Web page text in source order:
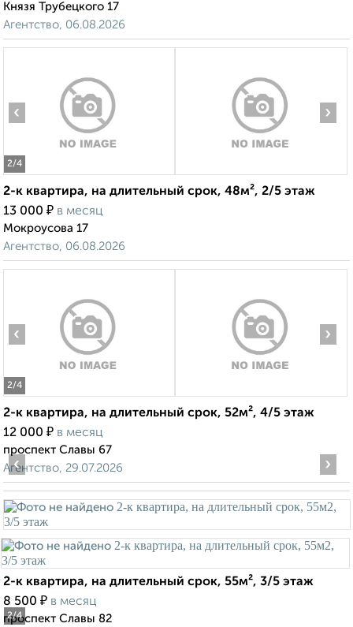
Князя Трубецкого 17
Агентство, 06.08.2026
2/4
‹ ›
2-к квартира, на длительный срок, 48м², 2/5 этаж
13 000 ₽ в месяц
Мокроусова 17
Агентство, 06.08.2026
2/4
‹ ›
2-к квартира, на длительный срок, 52м², 4/5 этаж
12 000 ₽ в месяц
проспект Славы 67
Агентство, 29.07.2026
2/4
‹ ›
2-к квартира, на длительный срок, 55м², 3/5 этаж
8 500 ₽ в месяц
проспект Славы 82